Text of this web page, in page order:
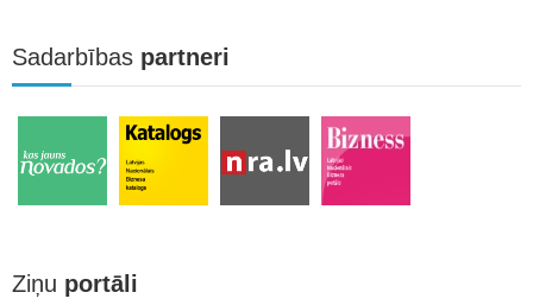
Sadarbības partneri
Ziņu portāli